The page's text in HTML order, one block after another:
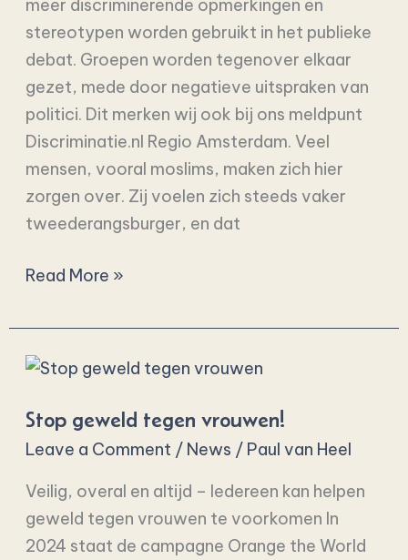
meer discriminerende opmerkingen en
stereotypen worden gebruikt in het publieke
debat. Groepen worden tegenover elkaar
gezet, mede door negatieve uitspraken van
politici. Dit merken wij ook bij ons meldpunt
Discriminatie.nl Regio Amsterdam. Veel
mensen, vooral moslims, maken zich hier
zorgen over. Zij voelen zich steeds vaker
tweederangsburger, en dat
Read More »
Stop geweld tegen vrouwen!
Leave a Comment / News / Paul van Heel
Veilig, overal en altijd – Iedereen kan helpen
geweld tegen vrouwen te voorkomen In
2024 staat de campagne Orange the World
Stop
tegen
vrouwen!